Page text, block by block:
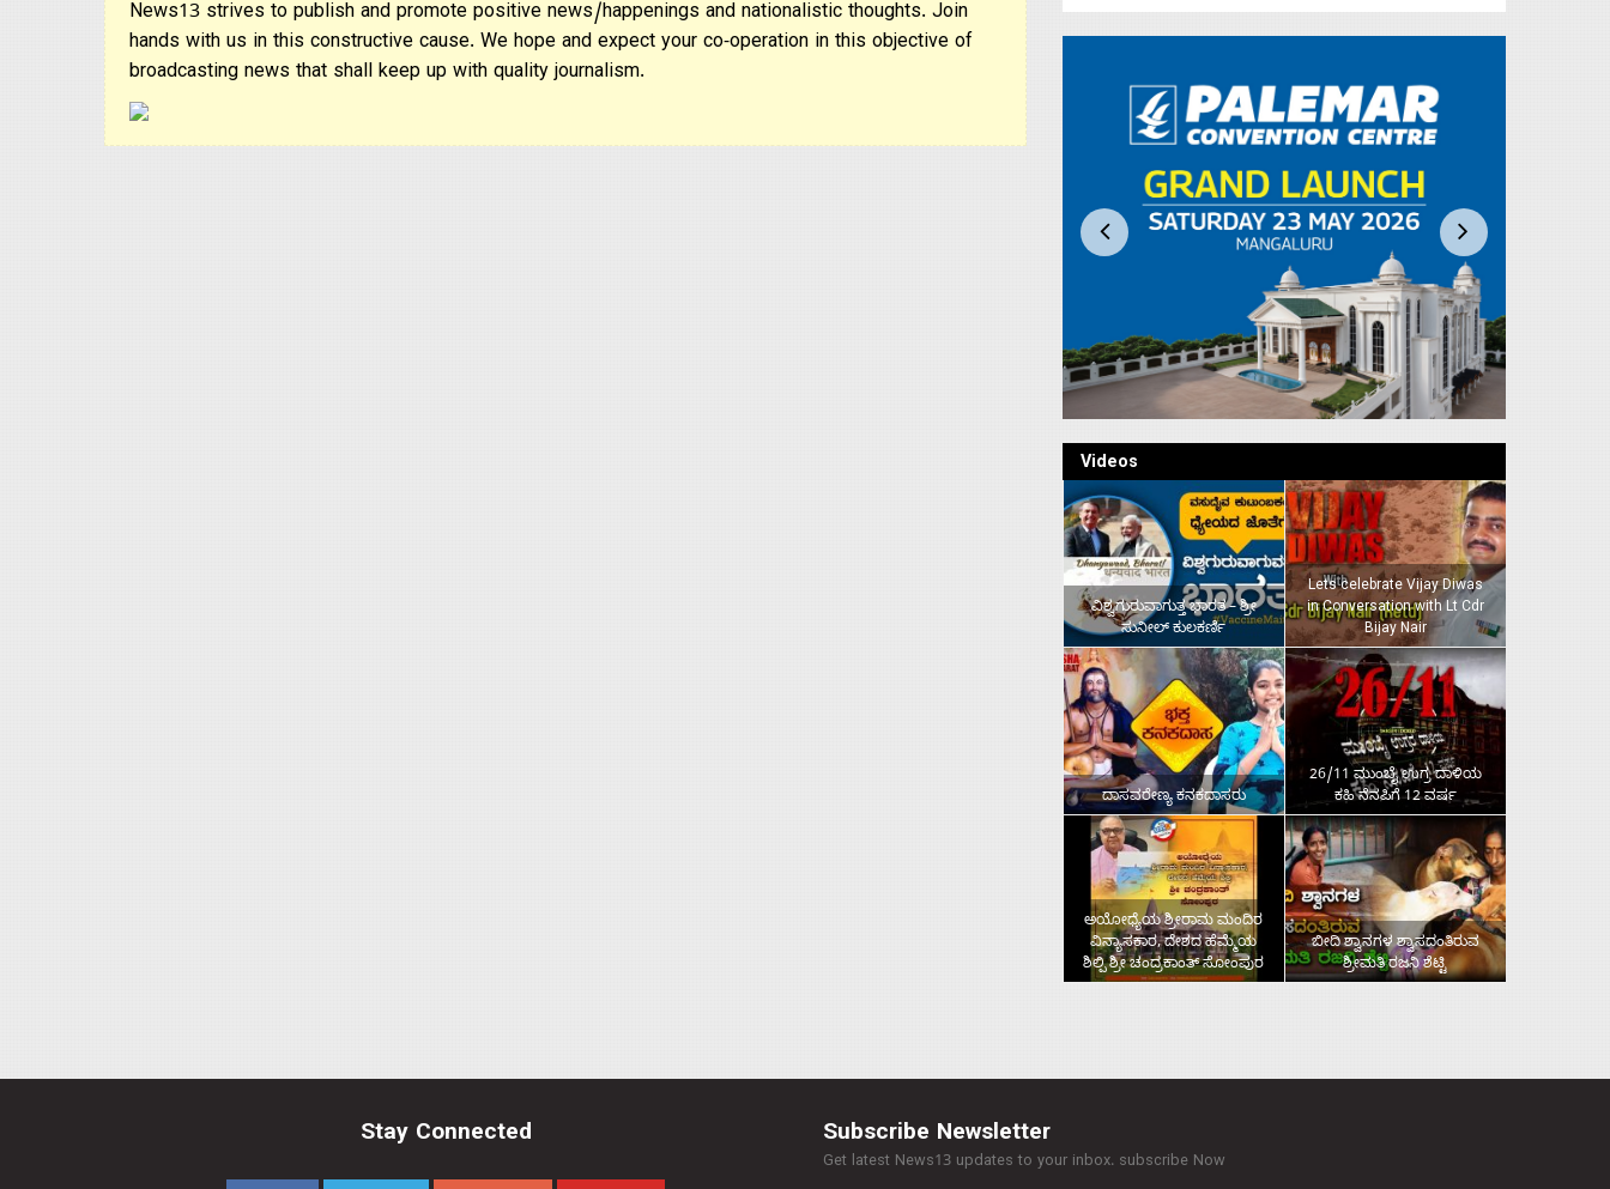
News13 strives to publish and promote positive news/happenings and nationalistic thoughts. Join
hands with us in this constructive cause. We hope and expect your co-operation in this objective of
broadcasting news that shall keep up with quality journalism.
Videos
ವಿಶ್ವಗುರುವಾಗುತ್ತ ಭಾರತ – ಶ್ರೀ
ಸುನೀಲ್‌ ಕುಲಕರ್ಣಿ
Lets celebrate Vijay Diwas
in Conversation with Lt Cdr
Bijay Nair
ದಾಸವರೇಣ್ಯ ಕನಕದಾಸರು
26/11 ಮುಂಬೈ ಉಗ್ರ ದಾಳಿಯ
ಕಹಿ ನೆನಪಿಗೆ 12 ವರ್ಷ
ಅಯೋಧ್ಯೆಯ ಶ್ರೀರಾಮ ಮಂದಿರ
ವಿನ್ಯಾಸಕಾರ, ದೇಶದ ಹೆಮ್ಮೆಯ
ಶಿಲ್ಪಿ ಶ್ರೀ ಚಂದ್ರಕಾಂತ್‌ ಸೋಂಪುರ
ಬೀದಿ ಶ್ವಾನಗಳ ಶ್ವಾಸದಂತಿರುವ
ಶ್ರೀಮತಿ ರಜನಿ ಶೆಟ್ಟಿ
Stay Connected Subscribe Newsletter
Get latest News13 updates to your inbox. subscribe Now